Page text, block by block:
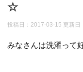
☆
投稿日：2017-03-15 更新日
みなさんは洗濯って